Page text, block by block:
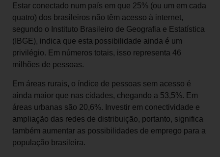
Estar conectado num país em que 25% (ou um em cada
quatro) dos brasileiros não têm acesso à internet,
segundo o Instituto Brasileiro de Geografia e Estatística
(IBGE), indica que esta possibilidade ainda é um
privilégio. Em números totais, isso representa 46
milhões de pessoas.
Em áreas rurais, o índice de pessoas sem acesso é
ainda maior que nas cidades, chegando a 53,5%. Em
áreas urbanas são 20,6%. Investir em conectividade e
ampliação das redes de distribuição, portanto, significa
também aumentar as possibilidades de emprego para a
população brasileira.